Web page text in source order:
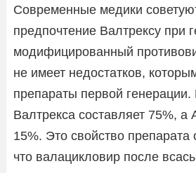
Современные медики
предпочтение Валтрексу при
модифицированный
не имеет недостатков,
препараты первой генерации.
Валтрекса составляет 75%, а
15%. Это свойство препарата
что валацикловир после